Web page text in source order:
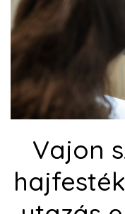
Vajon